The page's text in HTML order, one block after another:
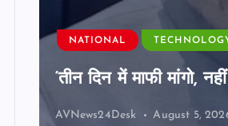
NATIONAL
‘तीन दिन में माफी मांगो,
AVNews24Desk August 5,